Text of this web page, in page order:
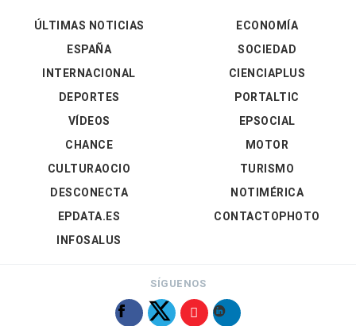
ÚLTIMAS NOTICIAS
ESPAÑA
INTERNACIONAL
DEPORTES
VÍDEOS
ECONOMÍA
SOCIEDAD
CIENCIAPLUS
PORTALTIC
EPSOCIAL
CHANCE
CULTURAOCIO
DESCONECTA
EPDATA.ES
INFOSALUS
MOTOR
TURISMO
NOTIMÉRICA
CONTACTOPHOTO
SÍGUENOS